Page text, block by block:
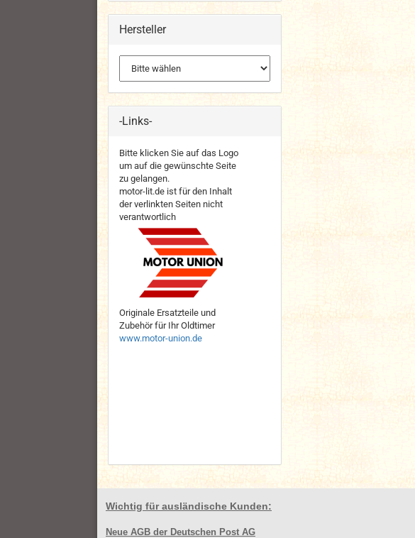
Hersteller
-Links-
Bitte klicken Sie auf das Logo
um auf die gewünschte Seite
zu gelangen.
motor-lit.de ist für den Inhalt
der verlinkten Seiten nicht
verantwortlich
Originale Ersatzteile und
Zubehör für Ihr Oldtimer
www.motor-union.de
Wichtig für ausländische Kunden:
Neue AGB der Deutschen Post AG